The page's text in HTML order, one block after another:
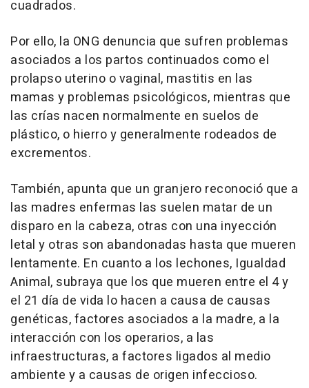
cuadrados.
Por ello, la ONG denuncia que sufren problemas
asociados a los partos continuados como el
prolapso uterino o vaginal, mastitis en las
mamas y problemas psicológicos, mientras que
las crías nacen normalmente en suelos de
plástico, o hierro y generalmente rodeados de
excrementos.
También, apunta que un granjero reconoció que a
las madres enfermas las suelen matar de un
disparo en la cabeza, otras con una inyección
letal y otras son abandonadas hasta que mueren
lentamente. En cuanto a los lechones, Igualdad
Animal, subraya que los que mueren entre el 4 y
el 21 día de vida lo hacen a causa de causas
genéticas, factores asociados a la madre, a la
interacción con los operarios, a las
infraestructuras, a factores ligados al medio
ambiente y a causas de origen infeccioso.